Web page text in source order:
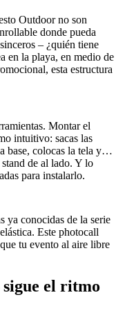
Outdoor no son
donde pueda
– ¿quién tiene
en la playa, en medio de
esta estructura
Montar el
intuitivo: sacas las
base, colocas la tela y…
de al lado. Y lo
para instalarlo.
ya conocidas de la serie
Este photocall
tu evento al aire libre
el ritmo